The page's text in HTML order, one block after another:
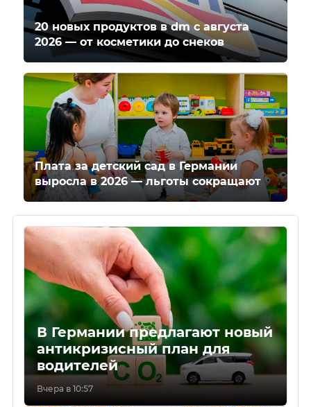
20 новых продуктов в dm с августа
2026 — от косметики до снеков
Плата за детский сад в Германии
выросла в 2026 — льготы сокращают
В Германии предлагают новый
антикризисный план для
водителей
Вчера в 10:57